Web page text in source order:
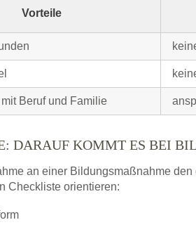
Vorteile
Beruf und Familie
DARAUF KOMMT ES BEI
an einer Bildungsmaßnahme
Checkliste orientieren: